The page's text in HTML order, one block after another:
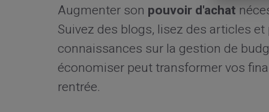
Augmenter son pouvoir d'achat
Suivez des blogs, lisez des articles
connaissances sur la gestion de
économiser peut transformer vos
rentrée.